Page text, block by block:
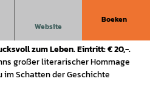
Website
Boeken
Michelsen erweckt
zum Leben. Eintritt: € 20,-.
großer literarischer Hommage
im Schatten der Geschichte